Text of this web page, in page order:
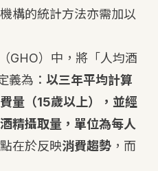
構的統計方法亦需加以
GHO）中，將「人均酒
義為： 以三年平均計算
量（15歲以上），並經
精攝取量，單位為每人
在於反映消費趨勢 ，而